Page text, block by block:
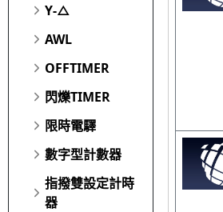
Y-△
AWL
OFFTIMER
閃爍TIMER
限時電驛
數字型計數器
指撥雙設定計時
器